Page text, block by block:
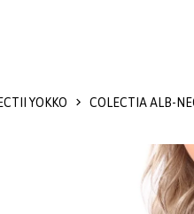
YOKKO COLECTIA ALB-